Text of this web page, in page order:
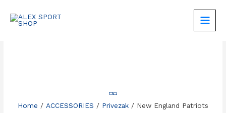
MAIN
Home / ACCESSORIES / Privezak/ New England Patriots